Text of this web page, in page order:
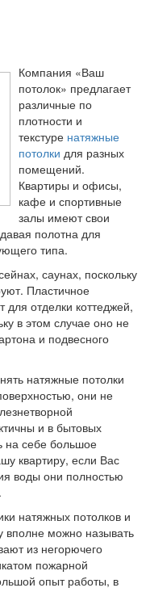
Компания «Ваш
потолок» предлагает
различные по
плотности и
текстуре натяжные
потолки для разных
помещений.
Квартиры и офисы,
кафе и спортивные
залы имеют свои
полотна для
типа.
саунах, поскольку
Пластичное
отделки коттеджей,
в этом случае оно не
и подвесного
натяжные потолки
они не
и в бытовых
на себе большое
квартиру, если Вас
воды они полностью
натяжных потолков и
вполне можно называть
из негорючего
пожарной
опыт работы, в